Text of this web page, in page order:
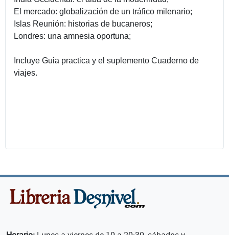
El mercado: globalización de un tráfico milenario;
Islas Reunión: historias de bucaneros;
Londres: una amnesia oportuna;
Incluye Guia practica y el suplemento Cuaderno de
viajes.